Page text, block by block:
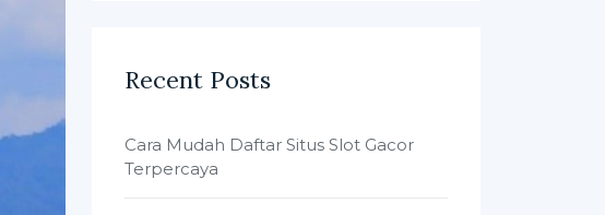
Recent Posts
Cara Mudah Daftar Situs Slot Gacor
Terpercaya